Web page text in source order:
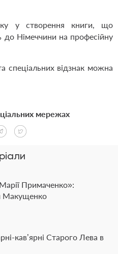
у створення книги, що
до Німеччини на професійну
спеціальних відзнак можна
Примаченко»:
Макущенко
кав’ярні Старого Лева в
мережах